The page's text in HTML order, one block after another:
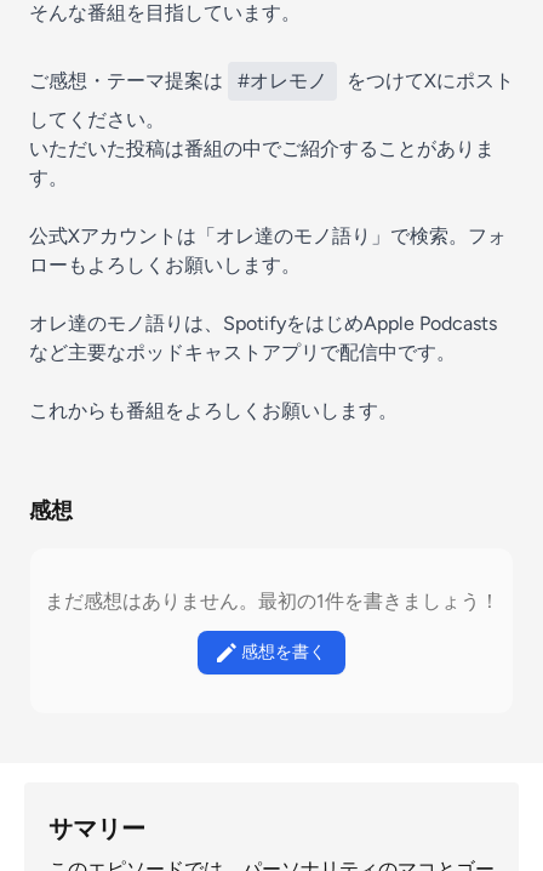
そんな番組を目指しています。
ご感想・テーマ提案は #オレモノ
をつけてXにポスト
してください。
いただいた投稿は番組の中でご紹介することがありま
す。
公式Xアカウントは「オレ達のモノ語り」で検索。フォ
ローもよろしくお願いします。
オレ達のモノ語りは、SpotifyをはじめApple Podcasts
など主要なポッドキャストアプリで配信中です。
これからも番組をよろしくお願いします。
感想
まだ感想はありません。最初の1件を書きましょう！
感想を書く
サマリー